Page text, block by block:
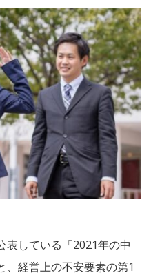
表している「2021年の中
、経営上の不安要素の第1